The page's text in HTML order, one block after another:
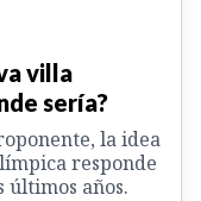
villa
sería?
la idea
responde
últimos años.